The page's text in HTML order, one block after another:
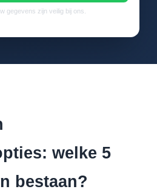
gegevens zijn veilig bij ons.
welke 5
bestaan?